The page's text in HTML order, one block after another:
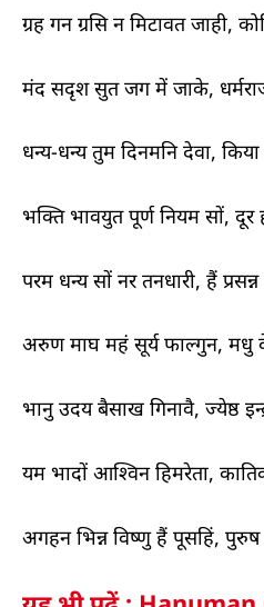
ग्रह गन ग्रसि न मिटावत जाही,
मंद सदृश सुत जग में जाके,
धन्य-धन्य तुम दिनमनि देवा,
भक्ति भावयुत पूर्ण नियम सों,
परम धन्य सों नर तनधारी, हैं
अरुण माघ महं सूर्य फाल्गुन, मधु
भानु उदय बैसाख गिनावै, ज्येष्ठ
यम भादों आश्विन हिमरेता,
अगहन भिन्न विष्णु हैं पूसहिं,